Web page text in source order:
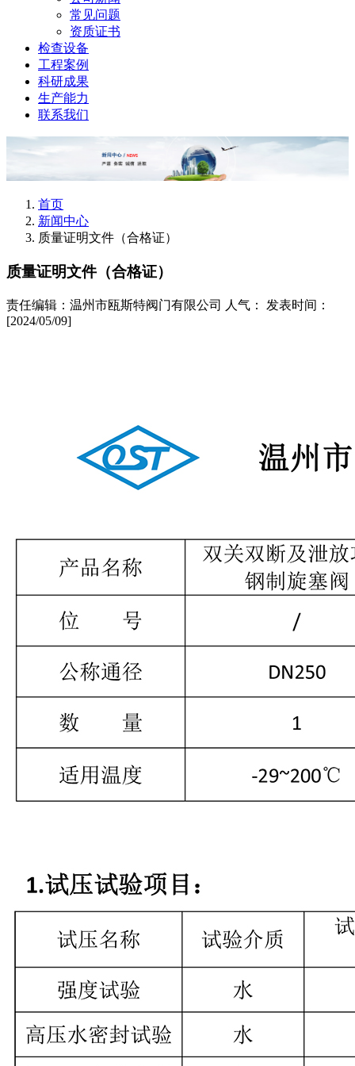
常见问题
资质证书
检查设备
工程案例
科研成果
生产能力
联系我们
首页
新闻中心
质量证明文件（合格证）
质量证明文件（合格证）
责任编辑：温州市瓯斯特阀门有限公司 人气： 发表时间：
[2024/05/09]